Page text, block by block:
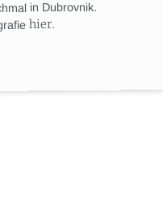
in Dubrovnik.
hier.